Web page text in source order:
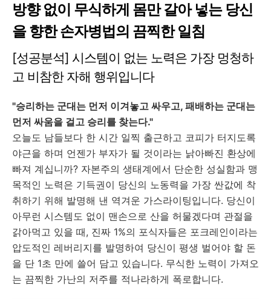
방향 없이 무식하게 몸만 갈아 넣는 당신
을 향한 손자병법의 끔찍한 일침
[성공분석] 시스템이 없는 노력은 가장 멍청하
고 비참한 자해 행위입니다
"승리하는 군대는 먼저 이겨놓고 싸우고, 패배하는 군대는
먼저 싸움을 걸고 승리를 찾는다."
오늘도 남들보다 한 시간 일찍 출근하고 코피가 터지도록
야근을 하며 언젠가 부자가 될 것이라는 낡아빠진 환상에
빠져 계십니까? 자본주의 생태계에서 단순한 성실함과 맹
목적인 노력은 기득권이 당신의 노동력을 가장 싼값에 착
취하기 위해 발명해 낸 역겨운 가스라이팅입니다. 당신이
아무런 시스템도 없이 맨손으로 산을 허물겠다며 관절을
갉아먹고 있을 때, 진짜 1%의 포식자들은 포크레인이라는
압도적인 레버리지를 발명하여 당신이 평생 벌어야 할 돈
을 단 1초 만에 쓸어 담고 있습니다. 무식한 노력이 가져오
는 끔찍한 가난의 저주를 적나라하게 폭로합니다.